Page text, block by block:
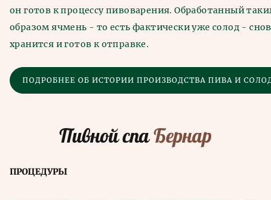
он готов к процессу пивоварения. Обработанный
образом ячмень - то есть фактически уже солод -
хранится и готов к отправке.
ПОДРОБНЕЕ ОБ ИСТОРИИ ПРОИЗВОДСТВА ПИВА И
Пивной спаБернар
ПРОЦЕДУРЫ